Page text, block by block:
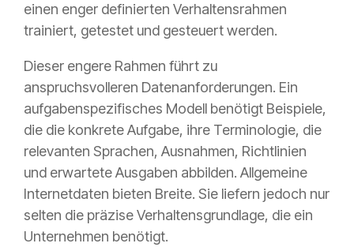
einen enger definierten Verhaltensrahmen
trainiert, getestet und gesteuert werden.
Dieser engere Rahmen führt zu
anspruchsvolleren Datenanforderungen. Ein
aufgabenspezifisches Modell benötigt Beispiele,
die die konkrete Aufgabe, ihre Terminologie, die
relevanten Sprachen, Ausnahmen, Richtlinien
und erwartete Ausgaben abbilden. Allgemeine
Internetdaten bieten Breite. Sie liefern jedoch nur
selten die präzise Verhaltensgrundlage, die ein
Unternehmen benötigt.